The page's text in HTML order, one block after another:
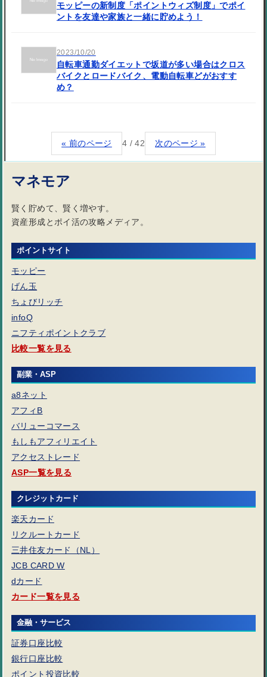
モッピーの新制度「ポイントウィズ制度」でポイ
ントを友達や家族と一緒に貯めよう！
2023/10/20
自転車通勤ダイエットで坂道が多い場合はクロス
バイクとロードバイク、電動自転車どがおすす
め？
« 前のページ 4 / 42 次のページ »
マネモア
賢く貯めて、賢く増やす。
資産形成とポイ活の攻略メディア。
ポイントサイト
モッピー
げん玉
ちょびリッチ
infoQ
ニフティポイントクラブ
比較一覧を見る
副業・ASP
a8ネット
アフィB
バリューコマース
もしもアフィリエイト
アクセストレード
ASP一覧を見る
クレジットカード
楽天カード
リクルートカード
三井住友カード（NL）
JCB CARD W
dカード
カード一覧を見る
金融・サービス
証券口座比較
銀行口座比較
ポイント投資比較